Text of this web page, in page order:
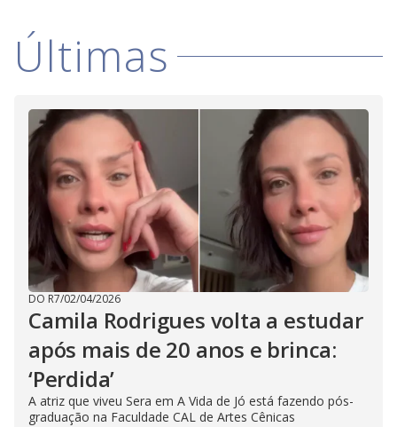
Últimas
DO R7/02/04/2026
Camila Rodrigues volta a estudar
após mais de 20 anos e brinca:
‘Perdida’
A atriz que viveu Sera em A Vida de Jó está fazendo pós-
graduação na Faculdade CAL de Artes Cênicas